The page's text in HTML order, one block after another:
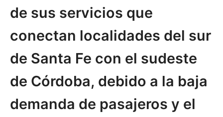
de sus servicios que
conectan localidades del sur
de Santa Fe con el sudeste
de Córdoba, debido a la baja
demanda de pasajeros y el